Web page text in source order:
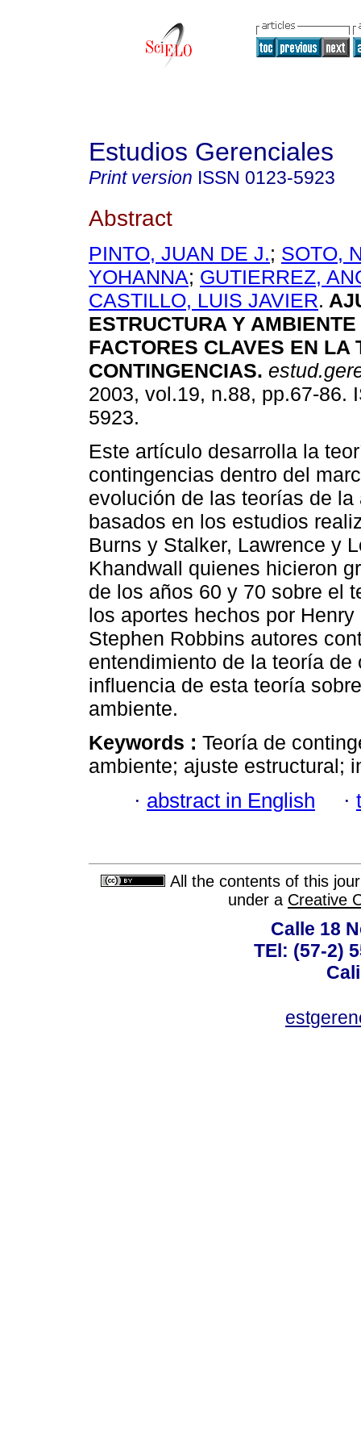
Estudios Gerenciales
Print version ISSN 0123-5923
Abstract
PINTO, JUAN DE J.; SOTO,
YOHANNA; GUTIERREZ,
CASTILLO, LUIS JAVIER.
ESTRUCTURA Y AMBIENTE
FACTORES CLAVES EN LA
CONTINGENCIAS.
2003, vol.19, n.88, pp.67-86.
5923.
Este artículo desarrolla la
contingencias dentro del
evolución de las teorías de la
basados en los estudios
Burns y Stalker, Lawrence y
Khandwall quienes hicieron
de los años 60 y 70 sobre el
los aportes hechos por
Stephen Robbins autores
entendimiento de la teoría
influencia de esta teoría
ambiente.
Keywords : Teoría de
ambiente; ajuste estructural;
· abstract in English ·
All the contents of this
under a Creative
Calle 18
TEl: (57-2)